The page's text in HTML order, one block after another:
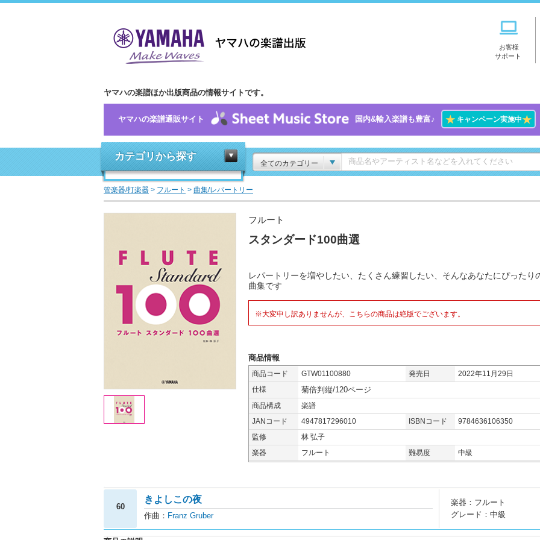
お客様
サポート
ヤマハの楽譜ほか出版商品の情報サイトです。
ヤマハの楽譜通販サイト 国内&輸入楽譜も豊富♪ ★キャンペーン実施中★
カテゴリから探す
全てのカテゴリー
管楽器/打楽器 > フルート > 曲集/レパートリー
フルート
スタンダード100曲選
レパートリーを増やしたい、たくさん練習したい、そんなあなたにぴったり
曲集です
※大変申し訳ありませんが、こちらの商品は絶版でございます。
商品情報
商品コード GTW01100880 発売日
2022年11月29日
仕様
菊倍判縦/120ページ
商品構成
楽譜
JANコード
4947817296010 ISBNコード
9784636106350
監修
林 弘子
楽器
フルート 難易度 中級
60
きよしこの夜
作曲： Franz Gruber
楽器：フルート
グレード：中級